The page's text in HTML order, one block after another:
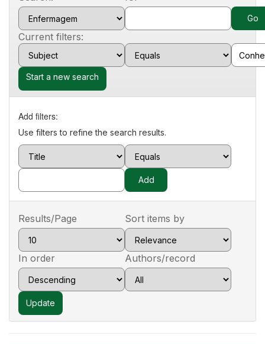
Current filters:
Start a new search
Add filters:
Use filters to refine the search results.
Results/Page Sort items by
In order Authors/record